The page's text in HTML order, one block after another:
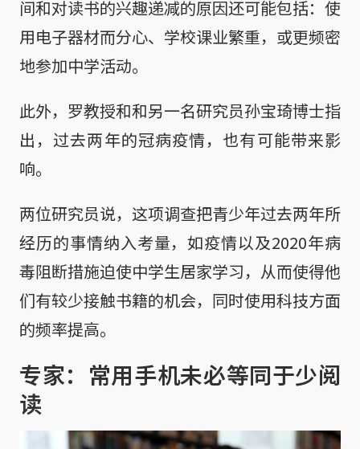
间和对读书的兴趣递减的原因还可能包括：使
用电子器材而分心、学校课业繁重，或更频密
地参加中学活动。
此外，罗教授和和另一名研究员孙宝琦博士指
出，过去两年的冠病疫情，也有可能带来影
响。
两位研究员说，这项调查把青少年过去两年所
经历的事情纳入考量，如疫情以及2020年病
毒阻断措施迫使中学生居家学习，从而使得他
们有较少接触书籍的机会，同时使用科技方面
的频率提高。
专家：常用手机未必等同于少阅
读